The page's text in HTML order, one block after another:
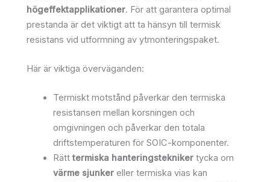
högeffektapplikationer. För att garantera optimal
prestanda är det viktigt att ta hänsyn till termisk
resistans vid utformning av ytmonteringspaket.
Här är viktiga överväganden:
Termiskt motstånd påverkar den termiska
resistansen mellan korsningen och
omgivningen och påverkar den totala
driftstemperaturen för SOIC-komponenter.
Rätt termiska hanteringsteknikertycka om
värme sjunkereller termiska vias kan